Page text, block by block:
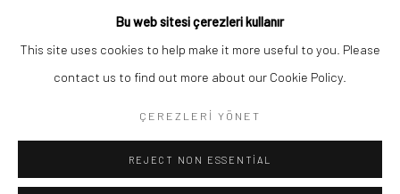
© TÜM HAKLARI SAKLIDIR 2026 ART ON ISTANBUL
SITE BY ARTLOGIC
Bu web sitesi çerezleri kullanır
This site uses cookies to help make it more useful to you. Please
contact us to find out more about our Cookie Policy.
ÇEREZLERI YÖNET
REJECT NON ESSENTIAL